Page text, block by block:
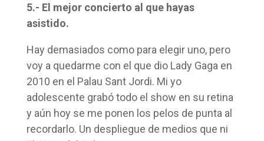
5.- El mejor concierto al que hayas
asistido.
Hay demasiados como para elegir uno, pero
voy a quedarme con el que dio Lady Gaga en
2010 en el Palau Sant Jordi. Mi yo
adolescente grabó todo el show en su retina
y aún hoy se me ponen los pelos de punta al
recordarlo. Un despliegue de medios que ni